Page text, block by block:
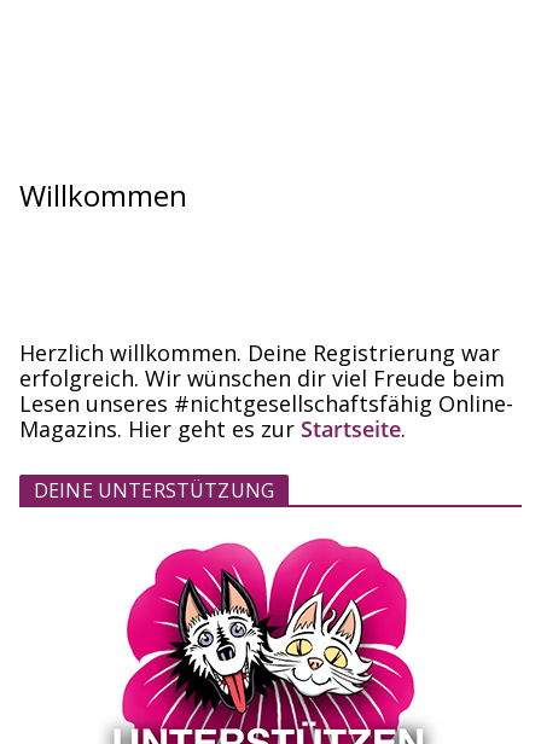
Willkommen
Herzlich willkommen. Deine Registrierung war
erfolgreich. Wir wünschen dir viel Freude beim
Lesen unseres #nichtgesellschaftsfähig Online-
Magazins. Hier geht es zur Startseite.
DEINE UNTERSTÜTZUNG